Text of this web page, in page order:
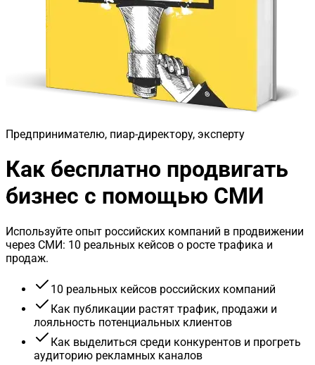
Предпринимателю, пиар-директору, эксперту
Как бесплатно продвигать
бизнес с помощью СМИ
Используйте опыт российских компаний в продвижении
через СМИ: 10 реальных кейсов о росте трафика и
продаж.
10 реальных кейсов российских компаний
Как публикации растят трафик, продажи и
лояльность потенциальных клиентов
Как выделиться среди конкурентов и прогреть
аудиторию рекламных каналов